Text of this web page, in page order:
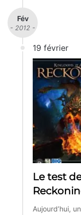
Fév
- 2012 -
19 février
Le test
Aujourd’hui,